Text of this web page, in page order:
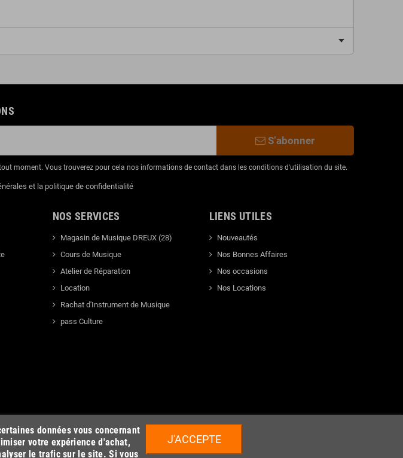
S’abonner
moment. Vous trouverez pour cela nos informations de contact dans les conditions d'utilisation du site.
et la politique de confidentialité
NOS SERVICES
Magasin de Musique DREUX (28)
Cours de Musique
Atelier de Réparation
Location
Rachat d'Instrument de Musique
pass Culture
LIENS UTILES
Nouveautés
Nos Bonnes Affaires
Nos occasions
Nos Locations
données vous concernant
votre expérience d'achat,
le trafic sur le site. Si vous
J'ACCEPTE